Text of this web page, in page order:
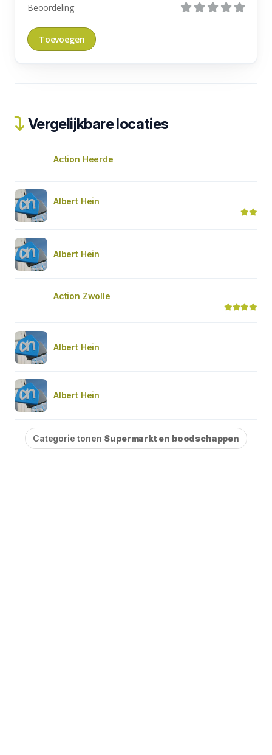
Beoordeling
Vergelijkbare locaties
Action Heerde
Albert Hein
Albert Hein
Action Zwolle
Albert Hein
Albert Hein
Categorie tonen Supermarkt en boodschappen